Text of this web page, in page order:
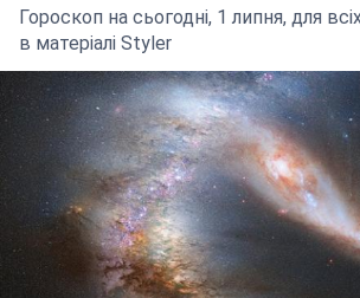
Гороскоп на сьогодні, 1 липня, для
в матеріалі Styler